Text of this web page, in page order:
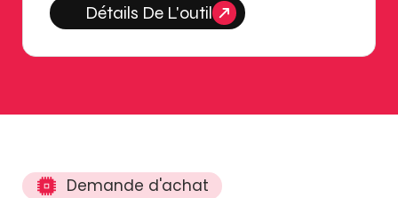
Détails De L'outil
Demande d'achat